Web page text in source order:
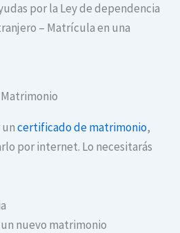
por la Ley de dependencia
– Matrícula en una
uncertificado de matrimonio,
por internet. Lo necesitarás
nuevo matrimonio